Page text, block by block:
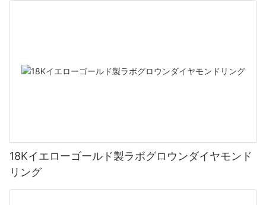
18Kイエローゴールド製ラボグロウンダイヤモンド
リング